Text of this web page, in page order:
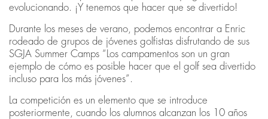
evolucionando. ¡Y tenemos que hacer que se divertido!
Durante los meses de verano, podemos encontrar a Enric
rodeado de grupos de jóvenes golfistas disfrutando de sus
SGJA Summer Camps “Los campamentos son un gran
ejemplo de cómo es posible hacer que el golf sea divertido
incluso para los más jóvenes”.
La competición es un elemento que se introduce
posteriormente, cuando los alumnos alcanzan los 10 años